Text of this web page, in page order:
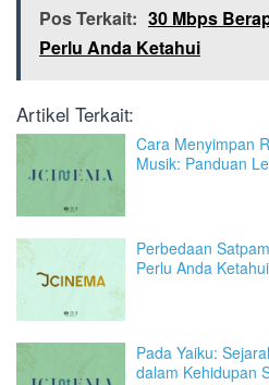
Pos Terkait: 30 Mbps
Perlu Anda Ketahui
Artikel Terkait:
Cara Menyimpan
Musik: Panduan
Perbedaan
Perlu Anda Ketahui
Pada Yaiku:
dalam Kehidupan